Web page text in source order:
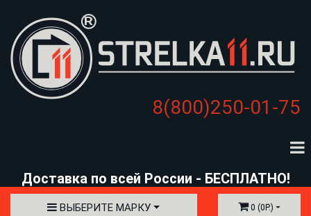
8(800)250-01-75
Доставка по всей России - БЕСПЛАТНО!
ВЫБЕРИТЕ МАРКУ 0 (0Р.)